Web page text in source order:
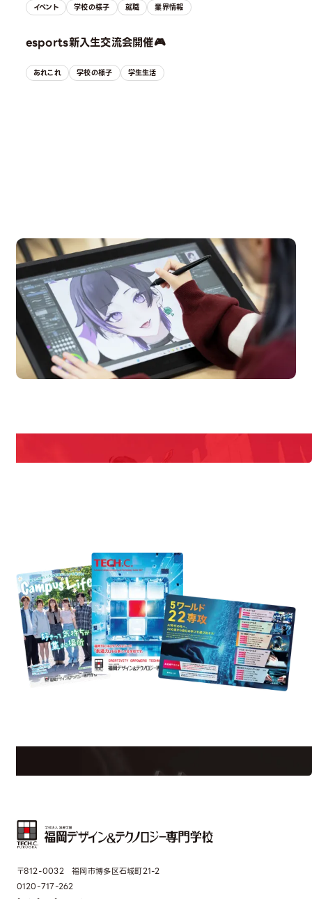
イベント 学校の様子 就職 業界情報
esports新入生交流会開催🎮
あれこれ 学校の様子 学生生活
Campus Open
Information
〒812-0032 福岡市博多区石城町21-2
0120-717-262